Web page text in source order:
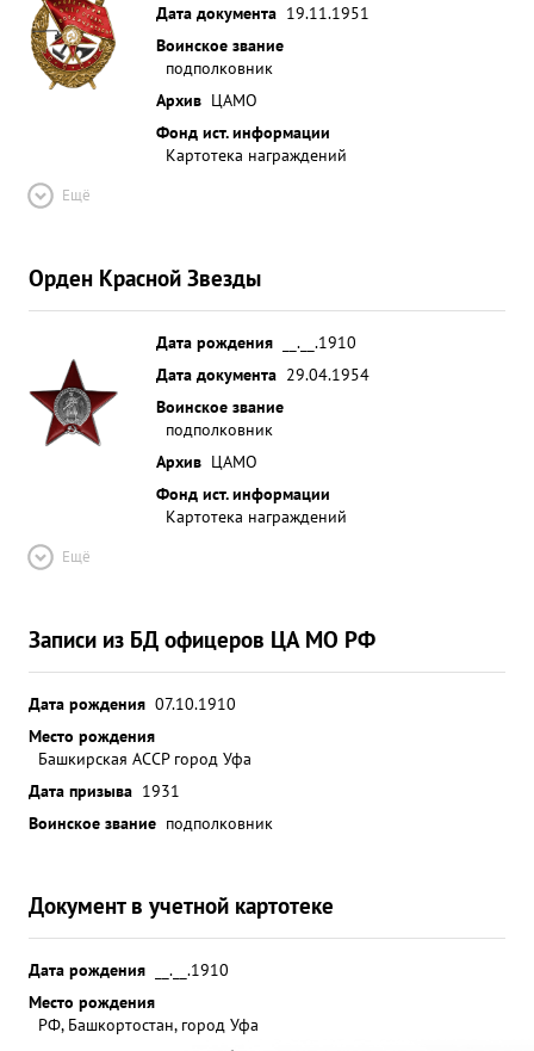
Дата документа 19.11.1951
Воинское звание
подполковник
Архив ЦАМО
Фонд ист. информации
Картотека награждений
Ещё
Орден Красной Звезды
Дата рождения
__.__.1910
Дата документа 29.04.1954
Воинское звание
подполковник
Архив ЦАМО
Фонд ист. информации
Картотека награждений
Ещё
Записи из БД офицеров ЦА МО РФ
Дата рождения 07.10.1910
Место рождения
Башкирская АССР город Уфа
Дата призыва 1931
Воинское звание подполковник
Документ в учетной картотеке
Дата рождения
__.__.1910
Место рождения
РФ, Башкортостан, город Уфа